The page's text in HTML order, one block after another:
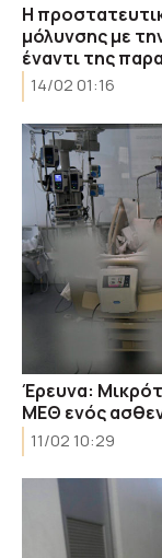
Η
μόλυνσης με
έναντι της
14/02 01:16
Έρευνα:
ΜΕΘ ενός
11/02 10:29